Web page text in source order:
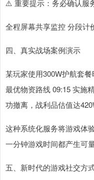
⚠️ 重要提示：务必确认服
全程屏幕共享监控 分段计
四、真实战场案例演示
某玩家使用300W护航套
最优物资路线 09:15 实施
功撤离，战利品估值达
这种系统化服务将游戏体
一分钟游戏时间都产生可
五、新时代的游戏社交方